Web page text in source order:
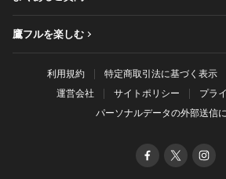
鷹フルを楽しむ
利用規約 特定商取引法に基づく表示
運営会社
サイトポリシー
プラ
パーソナルデータの外部送信